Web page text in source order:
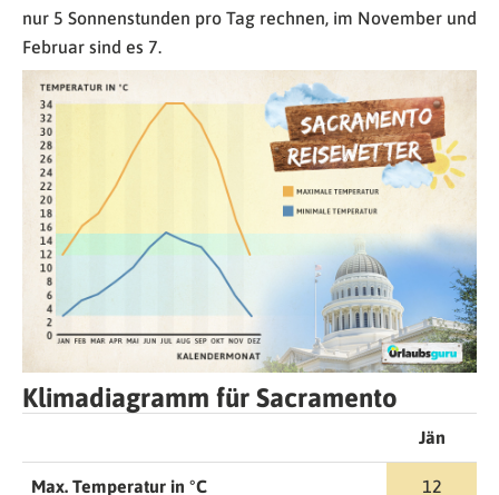
nur 5 Sonnenstunden pro Tag rechnen, im November und
Februar sind es 7.
Klimadiagramm für Sacramento
Jän
Max. Temperatur in °C 12